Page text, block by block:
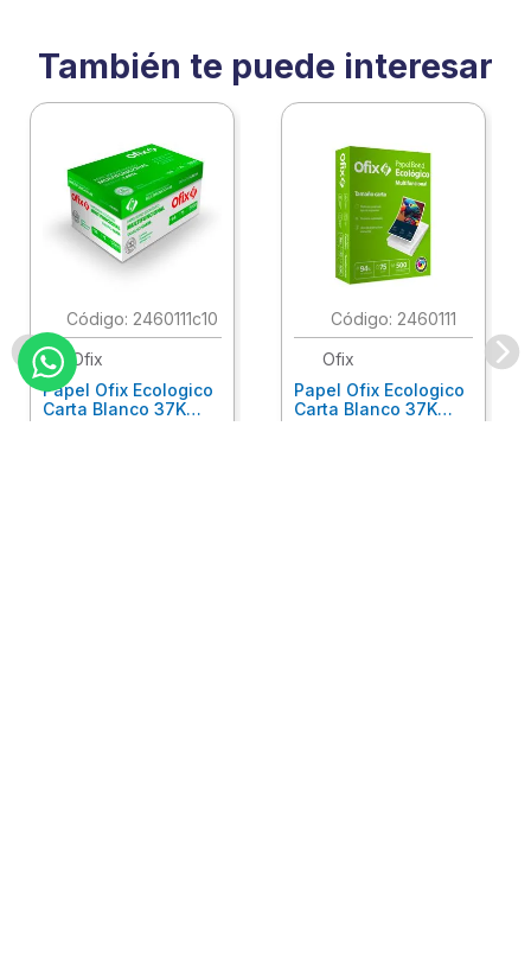
También te puede interesar
: 2460111c10
Ofix
Papel Ofix Ecologico
Carta Blanco 37K
: 2460111
Ofix
Papel Ofix Ecologico
Carta Blanco 37K